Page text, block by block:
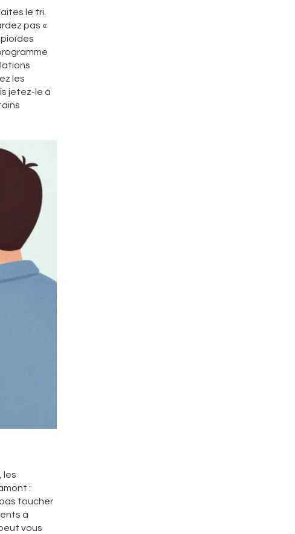
le tri.
pas «
les
jetez-le à
les
:
toucher
à
vous